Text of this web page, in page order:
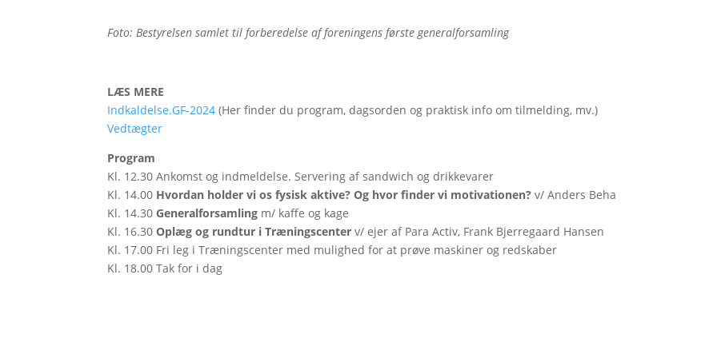
Foto: Bestyrelsen samlet til forberedelse af foreningens første generalforsamling
LÆS MERE
Indkaldelse.GF-2024(Her finder du program, dagsorden og praktisk info om tilmelding, mv.)
Vedtægter
Program
Kl. 12.30 Ankomst og indmeldelse. Servering af sandwich og drikkevarer
Kl. 14.00 Hvordan holder vi os fysisk aktive? Og hvor finder vi motivationen? v/ Anders Beha
Kl. 14.30Generalforsamling m/ kaffe og kage
Kl. 16.30Oplæg og rundtur i Træningscenter v/ ejer af Para Activ, Frank Bjerregaard Hansen
Kl. 17.00 Fri leg i Træningscenter med mulighed for at prøve maskiner og redskaber
Kl. 18.00 Tak for i dag